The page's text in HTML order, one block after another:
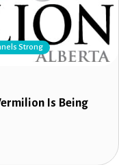
Strong
Is Being